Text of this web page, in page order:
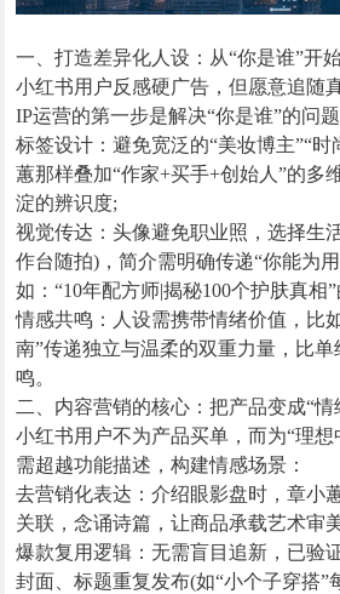
一、打造差异化人设：从“你是谁”开
小红书用户反感硬广告，但愿意追随
IP运营的第一步是解决“你是谁”的问题
标签设计：避免宽泛的“美妆博主”“
蕙那样叠加“作家+买手+创始人”的多
淀的辨识度;
视觉传达：头像避免职业照，选择生
作台随拍)，简介需明确传递“你能为
如：“10年配方师|揭秘100个护肤真相
情感共鸣：人设需携带情绪价值，比
南”传递独立与温柔的双重力量，比
鸣。
二、内容营销的核心：把产品变成“情
小红书用户不为产品买单，而为“理
需超越功能描述，构建情感场景：
去营销化表达：介绍眼影盘时，章小
关联，念诵诗篇，让商品承载艺术审
爆款复用逻辑：无需盲目追新，已验
封面、标题重复发布(如“小个子穿搭”